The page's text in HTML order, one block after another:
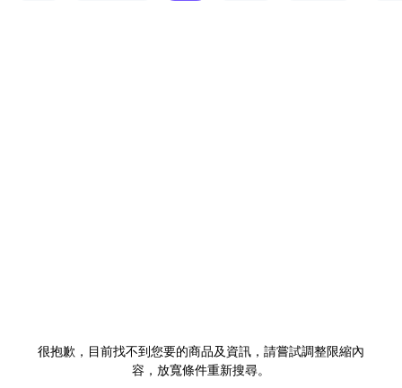
很抱歉，目前找不到您要的商品及資訊，請嘗試調整限縮內
容，放寬條件重新搜尋。